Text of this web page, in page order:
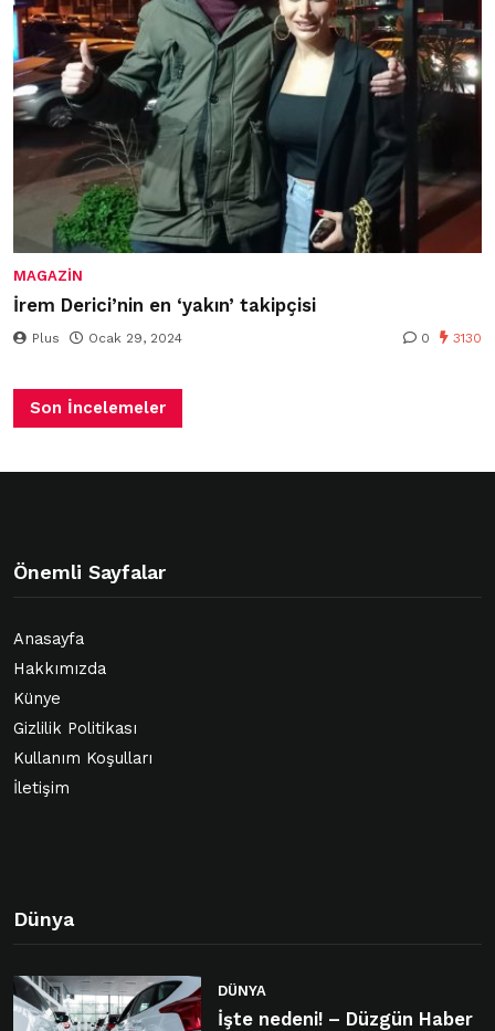
MAGAZIN
İrem Derici’nin en ‘yakın’ takipçisi
Plus Ocak 29, 2024 0 3130
Son İncelemeler
Önemli Sayfalar
Anasayfa
Hakkımızda
Künye
Gizlilik Politikası
Kullanım Koşulları
İletişim
Dünya
DÜNYA
İşte nedeni! – Düzgün Haber